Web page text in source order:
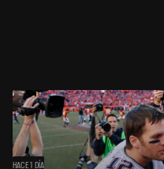
HACE 1 DÍA